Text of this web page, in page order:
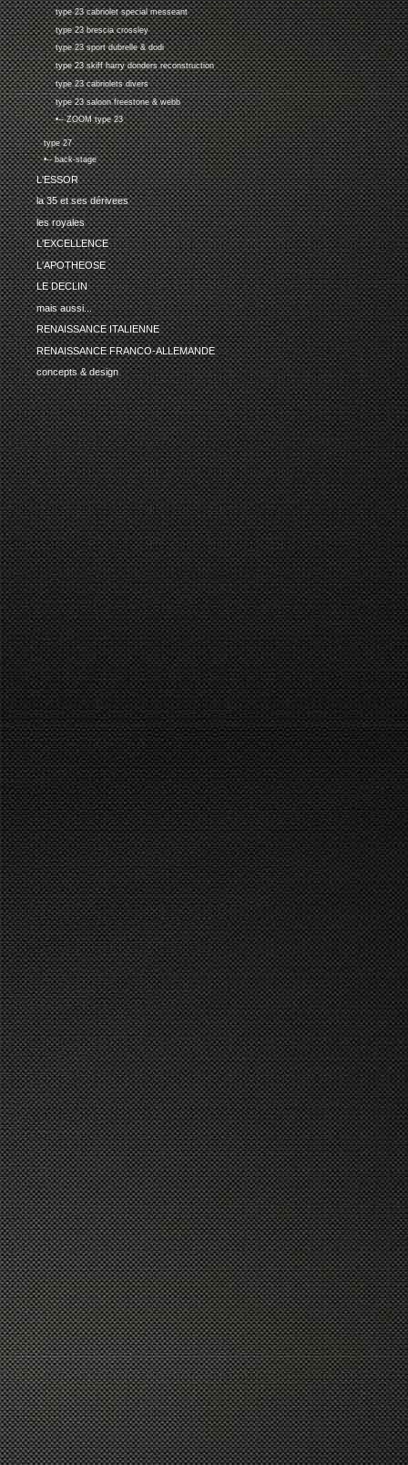
type 23 cabriolet special messeant
type 23 brescia crossley
type 23 sport dubrelle & dodi
type 23 skiff harry donders reconstruction
type 23 cabriolets divers
type 23 saloon freestone & webb
•-- ZOOM type 23
type 27
•-- back-stage
L'ESSOR
la 35 et ses dérivees
les royales
L'EXCELLENCE
L'APOTHEOSE
LE DECLIN
mais aussi...
RENAISSANCE ITALIENNE
RENAISSANCE FRANCO-ALLEMANDE
concepts & design